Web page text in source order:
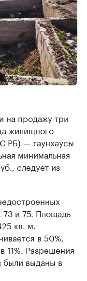
на продажу три
жилищного
РБ) — таунхаусы
минимальная
следует из
и 75. Площадь
кв. м.
в 50%,
11%. Разрешения
были выданы в